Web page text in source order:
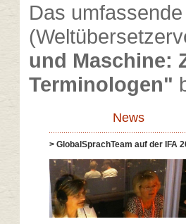
Das
und Maschine:
Terminologen"
News
> GlobalSprachTeam auf der IFA